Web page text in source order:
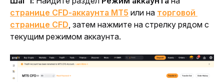
странице CFD-аккаунта MT5 или на торговой
странице CFD , затем нажмите на стрелку рядом с
текущим режимом аккаунта.